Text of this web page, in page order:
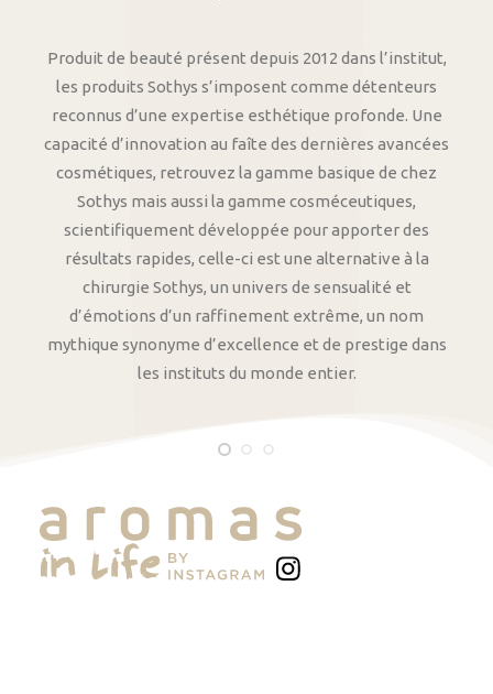
Produit de beauté présent depuis 2012 dans l’institut,
les produits Sothys s’imposent comme détenteurs
reconnus d’une expertise esthétique profonde. Une
capacité d’innovation au faîte des dernières avancées
cosmétiques, retrouvez la gamme basique de chez
Sothys mais aussi la gamme cosméceutiques,
scientifiquement développée pour apporter des
résultats rapides, celle-ci est une alternative à la
chirurgie Sothys, un univers de sensualité et
d’émotions d’un raffinement extrême, un nom
mythique synonyme d’excellence et de prestige dans
les instituts du monde entier.